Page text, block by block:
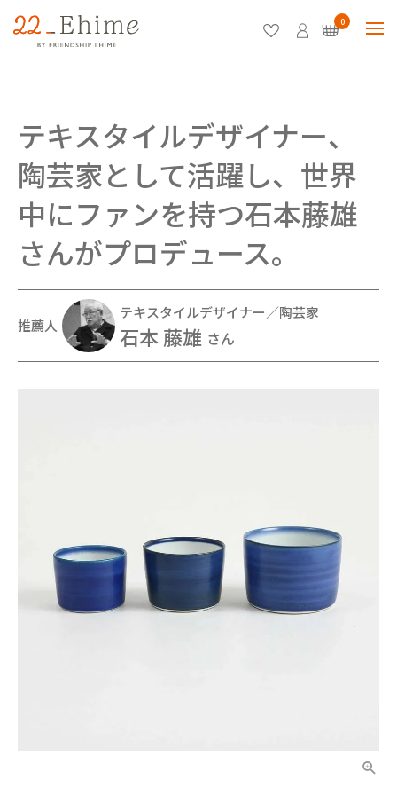
0
テキスタイルデザイナー、
陶芸家として活躍し、世界
中にファンを持つ石本藤雄
さんがプロデュース。
推薦人
テキスタイルデザイナー／陶芸家
石本 藤雄 さん